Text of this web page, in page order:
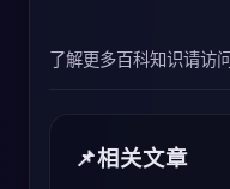
了解更多百科知识请访问
相关文章